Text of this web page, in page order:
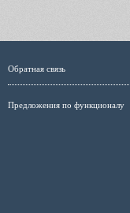
Обратная связь
Предложения по функционалу